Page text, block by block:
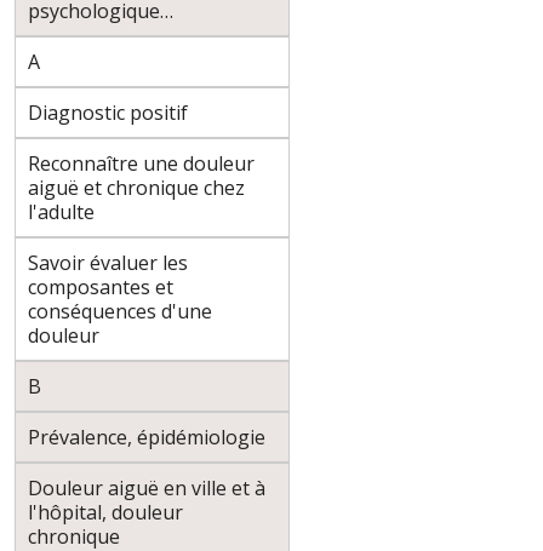
psychologique…
A
Diagnostic positif
Reconnaître une douleur
aiguë et chronique chez
l'adulte
Savoir évaluer les
composantes et
conséquences d'une
douleur
B
Prévalence, épidémiologie
Douleur aiguë en ville et à
l'hôpital, douleur
chronique